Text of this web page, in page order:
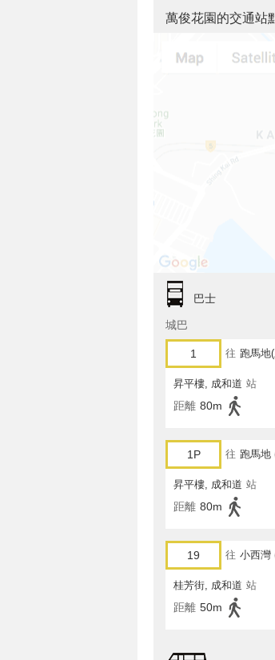
萬俊花園的交通站
巴士
城巴
1 往 跑馬地
昇平樓, 成和道 站
距離 80m
1P 往 跑馬地
昇平樓, 成和道 站
距離 80m
19 往 小西灣
桂芳街, 成和道 站
距離 50m